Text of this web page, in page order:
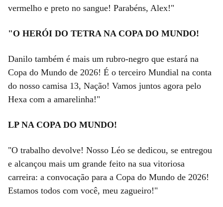
vermelho e preto no sangue! Parabéns, Alex!"
"O HERÓI DO TETRA NA COPA DO MUNDO!
Danilo também é mais um rubro-negro que estará na
Copa do Mundo de 2026! É o terceiro Mundial na conta
do nosso camisa 13, Nação! Vamos juntos agora pelo
Hexa com a amarelinha!"
LP NA COPA DO MUNDO!
"O trabalho devolve! Nosso Léo se dedicou, se entregou
e alcançou mais um grande feito na sua vitoriosa
carreira: a convocação para a Copa do Mundo de 2026!
Estamos todos com você, meu zagueiro!"